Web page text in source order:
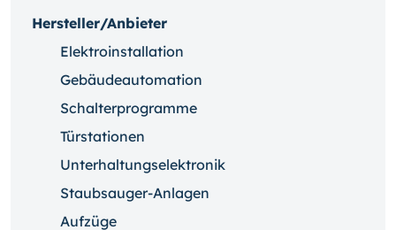
Hersteller/Anbieter
Elektroinstallation
Gebäudeautomation
Schalterprogramme
Türstationen
Unterhaltungselektronik
Staubsauger-Anlagen
Aufzüge